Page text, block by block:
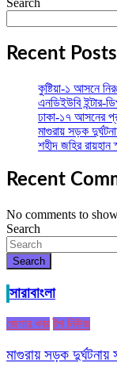
Search
Recent Posts
কুষ্টিয়া-১ আসনে
এনডিইউবি ইন্টার-
ঢাকা-১৭ আসনের
মাগুরায় সড়ক
শহীদ জহির রায়হান
Recent
No comments to
Search
Search
সারাবাংলা
জেলার খবর টপ নিউজ
মাগুরায় সড়ক